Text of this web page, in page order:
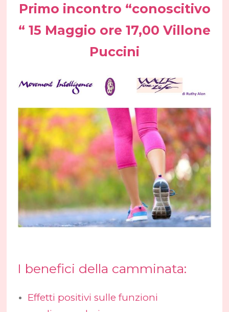
Primo incontro “conoscitivo
“ 15 Maggio ore 17,00 Villone
Puccini
I benefici della camminata:
Effetti positivi sulle funzioni